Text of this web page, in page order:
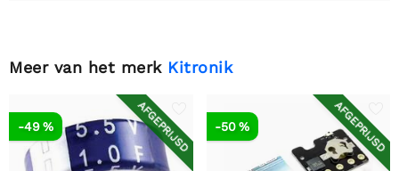
Meer van het merk Kitronik
AFGEPRIJSD
-49 % AFGEPRIJSD
-50 %